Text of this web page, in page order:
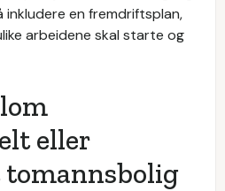
inkludere en fremdriftsplan,
arbeidene skal starte og
eller